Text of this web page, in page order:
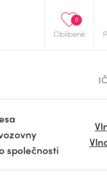
Oblíbené
0
společnosti